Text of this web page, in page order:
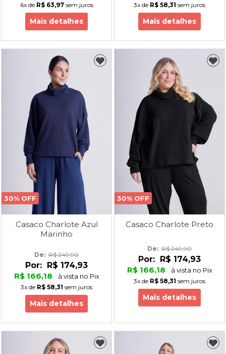
6xde R$ 63,97sem juros
Mais detalhes
3x de R$ 58,31 sem juros
Mais detalhes
30% OFF
Casaco Charlote Azul
Marinho
De: R$ 249,90
Por: R$ 174,93
R$ 166,18
à vista no Pix
3x de R$ 58,31 sem juros
Mais detalhes
30% OFF
Casaco Charlote Preto
De: R$ 249,90
Por: R$ 174,93
R$ 166,18
à vista no Pix
3x de R$ 58,31 sem juros
Mais detalhes